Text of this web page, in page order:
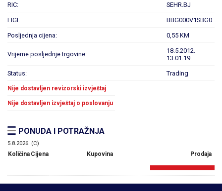
RIC: SEHR.BJ
FIGI: BBG000V1SBG0
Posljednja cijena: 0,55 KM
Vrijeme posljednje trgovine:
18.5.2012.
13:01:19
Status: Trading
Nije dostavljen revizorski izvještaj
Nije dostavljen izvještaj o poslovanju
PONUDA I POTRAŽNJA
5.8.2026. (C)
Količina Cijena Kupovina Prodaja